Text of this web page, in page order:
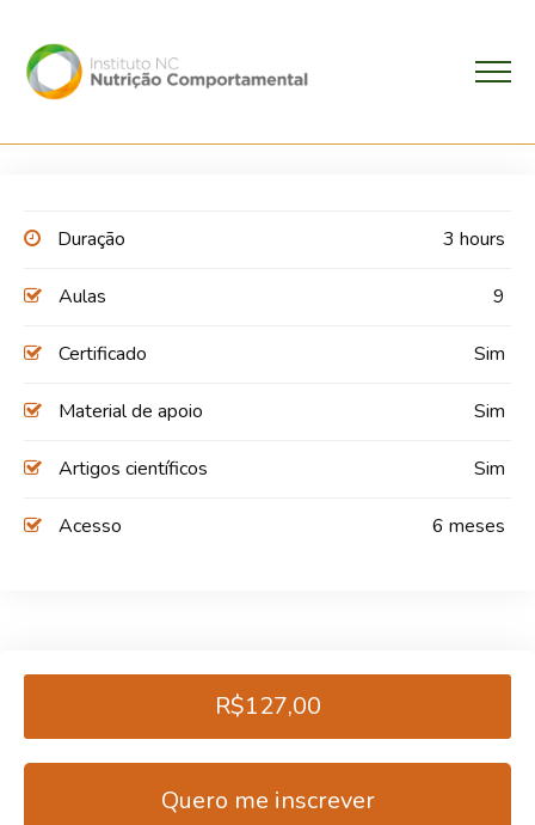
Duração 3 hours
Aulas 9
Certificado Sim
Material de apoio Sim
Artigos científicos Sim
Acesso 6 meses
R$127,00
Quero me inscrever